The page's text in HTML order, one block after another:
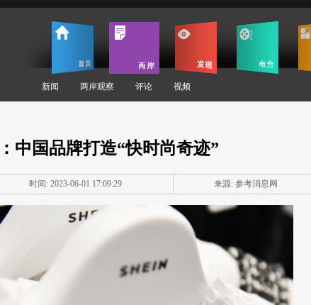
新闻 两岸观察 评论 视频
中国品牌打造“快时尚奇迹”
时间: 2023-06-01 17:09:29 来源: 参考消息网